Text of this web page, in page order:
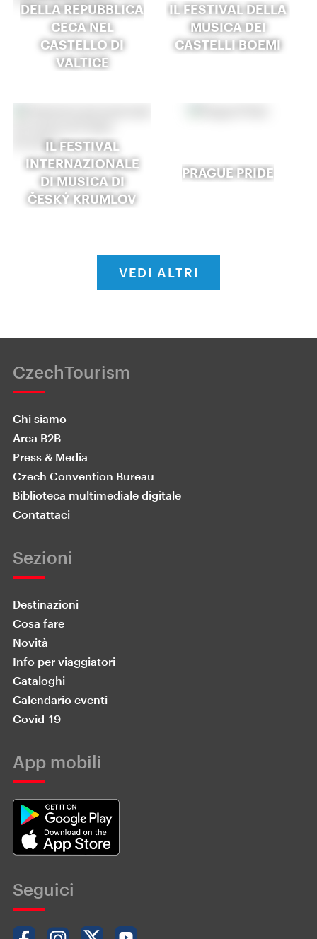
DELLA REPUBBLICA
CECA NEL
CASTELLO DI
VALTICE
IL FESTIVAL DELLA
MUSICA DEI
CASTELLI BOEMI
IL FESTIVAL
INTERNAZIONALE
DI MUSICA DI
ČESKÝ KRUMLOV
PRAGUE PRIDE
VEDI ALTRI
CzechTourism
Chi siamo
Area B2B
Press & Media
Czech Convention Bureau
Biblioteca multimediale digitale
Contattaci
Sezioni
Destinazioni
Cosa fare
Novità
Info per viaggiatori
Cataloghi
Calendario eventi
Covid-19
App mobili
Seguici